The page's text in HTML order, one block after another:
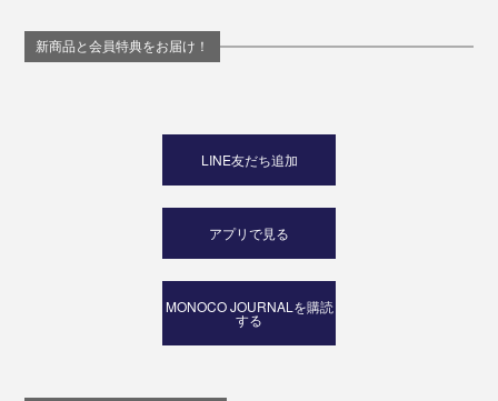
新商品と会員特典をお届け！
LINE友だち追加
アプリで見る
MONOCO JOURNALを購読
する